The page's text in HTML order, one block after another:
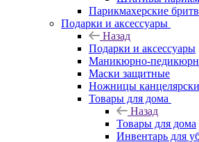
Парикмахерские
Подарки и аксессуары
Назад
Подарки и аксессуары
Маникюрно-
Маски защитные
Ножницы
Товары для дома
Назад
Товары для дома
Инвентарь для